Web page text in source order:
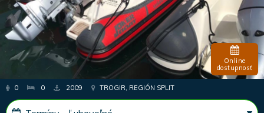
Online
dostupnosť
0 0 2009 TROGIR, REGIÓN SPLIT